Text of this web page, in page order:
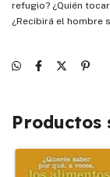
refugio? ¿Quién
¿Recibirá el hombre
Productos